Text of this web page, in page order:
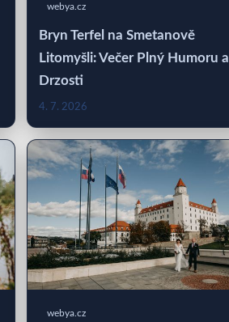
webya.cz
Bryn Terfel na Smetanově
Litomyšli: Večer Plný Humoru a
Drzosti
4. 7. 2026
webya.cz